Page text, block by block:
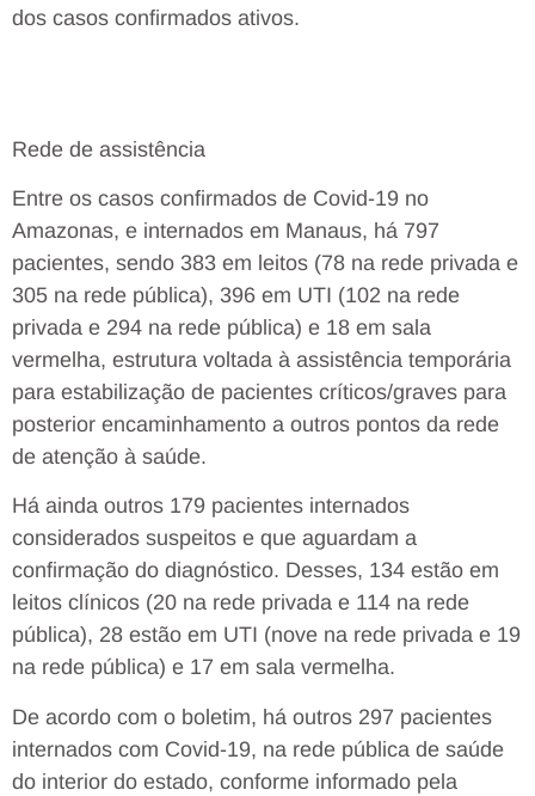
dos casos confirmados ativos.
Rede de assistência
Entre os casos confirmados de Covid-19 no
Amazonas, e internados em Manaus, há 797
pacientes, sendo 383 em leitos (78 na rede privada e
305 na rede pública), 396 em UTI (102 na rede
privada e 294 na rede pública) e 18 em sala
vermelha, estrutura voltada à assistência temporária
para estabilização de pacientes críticos/graves para
posterior encaminhamento a outros pontos da rede
de atenção à saúde.
Há ainda outros 179 pacientes internados
considerados suspeitos e que aguardam a
confirmação do diagnóstico. Desses, 134 estão em
leitos clínicos (20 na rede privada e 114 na rede
pública), 28 estão em UTI (nove na rede privada e 19
na rede pública) e 17 em sala vermelha.
De acordo com o boletim, há outros 297 pacientes
internados com Covid-19, na rede pública de saúde
do interior do estado, conforme informado pela